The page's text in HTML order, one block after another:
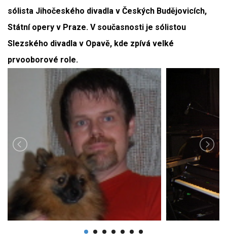
sólista Jihočeského divadla v Českých Budějovicích,
Státní opery v Praze. V současnosti je sólistou
Slezského divadla v Opavě, kde zpívá velké
prvooborové role.